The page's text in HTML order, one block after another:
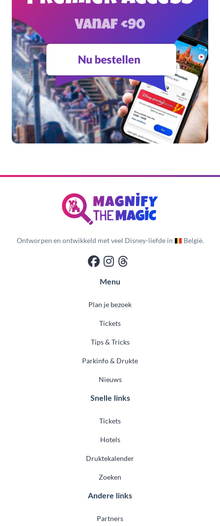
Ontworpen en ontwikkeld met veel Disney-liefde in België.
Menu
Plan je bezoek
Tickets
Tips & Tricks
Parkinfo & Drukte
Nieuws
Snelle links
Tickets
Hotels
Druktekalender
Zoeken
Andere links
Partners